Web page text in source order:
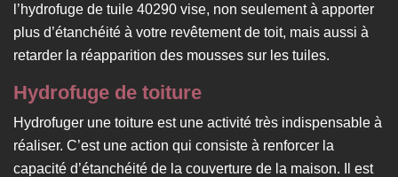
l’hydrofuge de tuile 40290 vise, non seulement à apporter
plus d’étanchéité à votre revêtement de toit, mais aussi à
retarder la réapparition des mousses sur les tuiles.
Hydrofuge de toiture
Hydrofuger une toiture est une activité très indispensable à
réaliser. C’est une action qui consiste à renforcer la
capacité d’étanchéité de la couverture de la maison. Il est